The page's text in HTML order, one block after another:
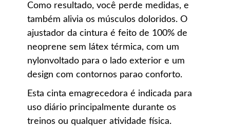
Como resultado, você perde medidas, e
também alivia os músculos doloridos. O
ajustador da cintura é feito de 100% de
neoprene sem látex térmica, com um
nylonvoltado para o lado exterior e um
design com contornos parao conforto.
Esta cinta emagrecedora é indicada para
uso diário principalmente durante os
treinos ou qualquer atividade física.